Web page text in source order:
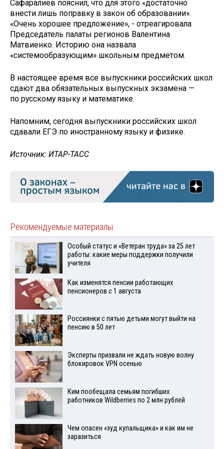
Сафаралиев пояснил, что для этого «достаточно
внести лишь поправку в закон об образовании».
«Очень хорошее предложение», - отреагировала
Председатель палаты регионов Валентина
Матвиенко. Историю она назвала
«системообразующим» школьным предметом.
В настоящее время все выпускники российских школ
сдают два обязательных выпускных экзамена —
по русскому языку и математике.
Напомним, сегодня выпускники российских школ
сдавали ЕГЭ по иностранному языку и физике.
Источник: ИТАР-ТАСС
Рекомендуемые материалы
Особый статус и «Ветеран труда» за 25 лет
работы: какие меры поддержки получили
учителя
Как изменятся пенсии работающих
пенсионеров с 1 августа
Россиянки с пятью детьми могут выйти на
пенсию в 50 лет
Эксперты призвали не ждать новую волну
блокировок VPN осенью
Ким пообещала семьям погибших
работников Wildberries по 2 млн рублей
Чем опасен «зуд купальщика» и как им не
заразиться